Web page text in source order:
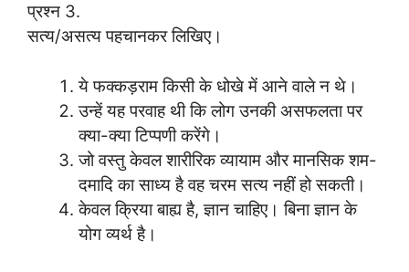
प्रश्न 3.
सत्य/असत्य पहचानकर लिखिए।
ये फक्कड़राम किसी के धोखे में आने वाले न थे।
उन्हें यह परवाह थी कि लोग उनकी असफलता पर
क्या-क्या टिप्पणी करेंगे।
जो वस्तु केवल शारीरिक व्यायाम और मानसिक शम-
दमादि का साध्य है वह चरम सत्य नहीं हो सकती।
केवल क्रिया बाह्य है, ज्ञान चाहिए। बिना ज्ञान के
योग व्यर्थ है।